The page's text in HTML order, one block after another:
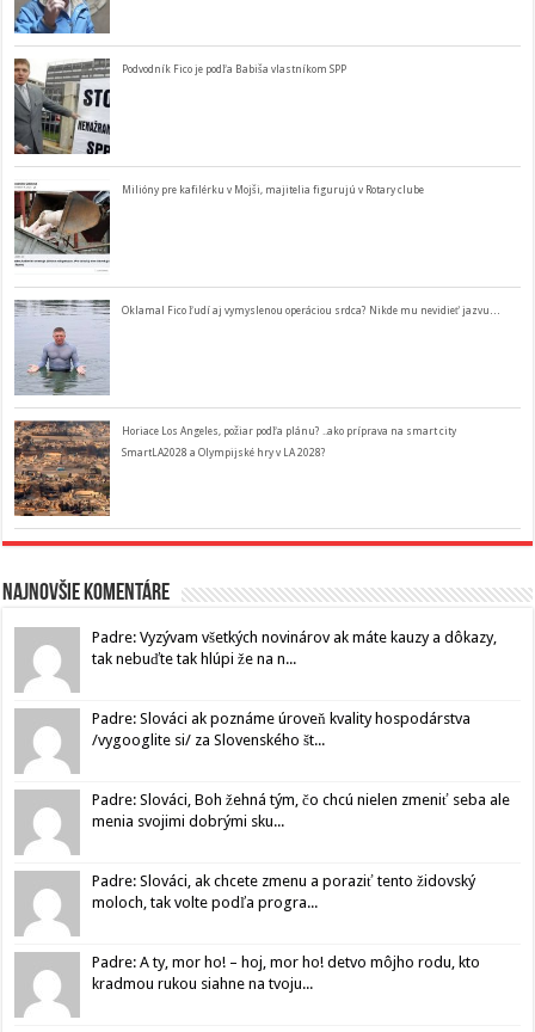
Podvodník Fico je podľa Babiša vlastníkom SPP
Milióny pre kafilérku v Mojši, majitelia figurujú v Rotary clube
Oklamal Fico ľudí aj vymyslenou operáciou srdca? Nikde mu nevidieť jazvu…
Horiace Los Angeles, požiar podľa plánu? ..ako príprava na smart city
SmartLA2028 a Olympijské hry v LA 2028?
Najnovšie komentáre
Padre: Vyzývam všetkých novinárov ak máte kauzy a dôkazy,
tak nebuďte tak hlúpi že na n...
Padre: Slováci ak poznáme úroveň kvality hospodárstva
/vygooglite si/ za Slovenského št...
Padre: Slováci, Boh žehná tým, čo chcú nielen zmeniť seba ale
menia svojimi dobrými sku...
Padre: Slováci, ak chcete zmenu a poraziť tento židovský
moloch, tak volte podľa progra...
Padre: A ty, mor ho! – hoj, mor ho! detvo môjho rodu, kto
kradmou rukou siahne na tvoju...